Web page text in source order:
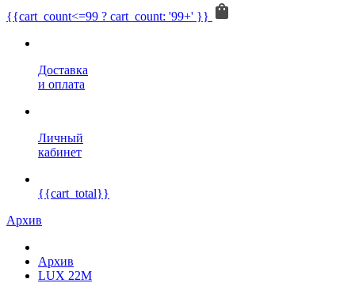
{{cart_count<=99 ? cart_count: '99+' }}
Доставка
и оплата
Личный
кабинет
{{cart_total}}
Архив
Архив
LUX 22M